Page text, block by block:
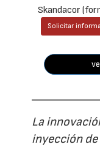
Skandacor
Solicitar
La
inyección